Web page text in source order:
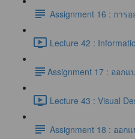
Assignment 16 : การ
Lecture 42 :
​Assignment 17 : ออกแ
Lecture 43 : Visual
Assignment 18 : ออก